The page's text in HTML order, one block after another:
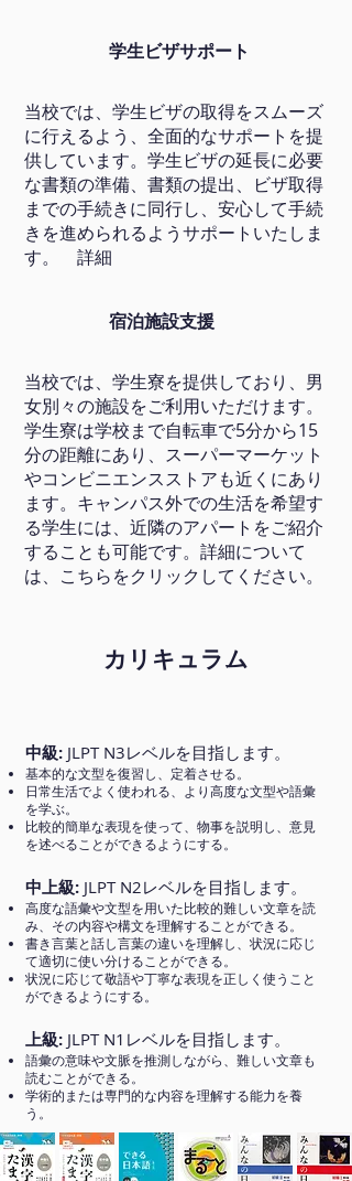
学生ビザサポート
当校では、学生ビザの取得をスムーズ
に行えるよう、全面的なサポートを提
供しています。学生ビザの延長に必要
な書類の準備、書類の提出、ビザ取得
までの手続きに同行し、安心して手続
きを進められるようサポートいたしま
す。 詳細
宿泊施設支援
当校では、学生寮を提供しており、男
女別々の施設をご利用いただけます。
学生寮は学校まで自転車で5分から15
分の距離にあり、スーパーマーケット
やコンビニエンスストアも近くにあり
ます。キャンパス外での生活を希望す
る学生には、近隣のアパートをご紹介
することも可能です。詳細について
は、こちらをクリックしてください。
カリキュラム
中級: JLPT N3レベルを目指します。
基本的な文型を復習し、定着させる。
日常生活でよく使われる、より高度な文型や語彙
を学ぶ。
比較的簡単な表現を使って、物事を説明し、意見
を述べることができるようにする。
中上級: JLPT N2レベルを目指します。
高度な語彙や文型を用いた比較的難しい文章を読
み、その内容や構文を理解することができる。
書き言葉と話し言葉の違いを理解し、状況に応じ
て適切に使い分けることができる。
状況に応じて敬語や丁寧な表現を正しく使うこと
ができるようにする。
上級: JLPT N1レベルを目指します。
語彙の意味や文脈を推測しながら、難しい文章も
読むことができる。
学術的または専門的な内容を理解する能力を養
う。